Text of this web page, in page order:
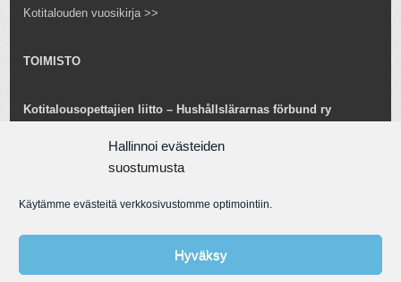
Hallinnoi evästeiden
suostumusta
Käytämme evästeitä verkkosivustomme optimointiin.
Hyväksy
Kotitalouden vuosikirja >>
TOIMISTO
Kotitalousopettajien liitto – Hushållslärarnas förbund ry
toimisto@kotitalousopettajat.fi
Tarkko Nuutinen